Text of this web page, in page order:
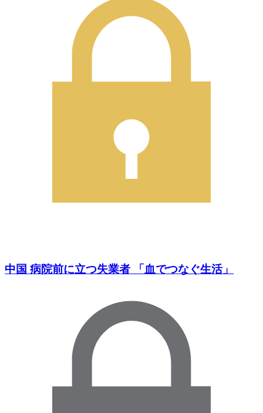
中国 病院前に立つ失業者 「血でつなぐ生活」